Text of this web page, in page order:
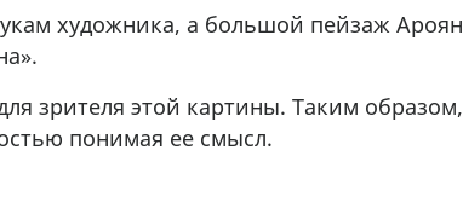
художника, а большой пейзаж Ароян
зрителя этой картины. Таким образом,
понимая ее смысл.